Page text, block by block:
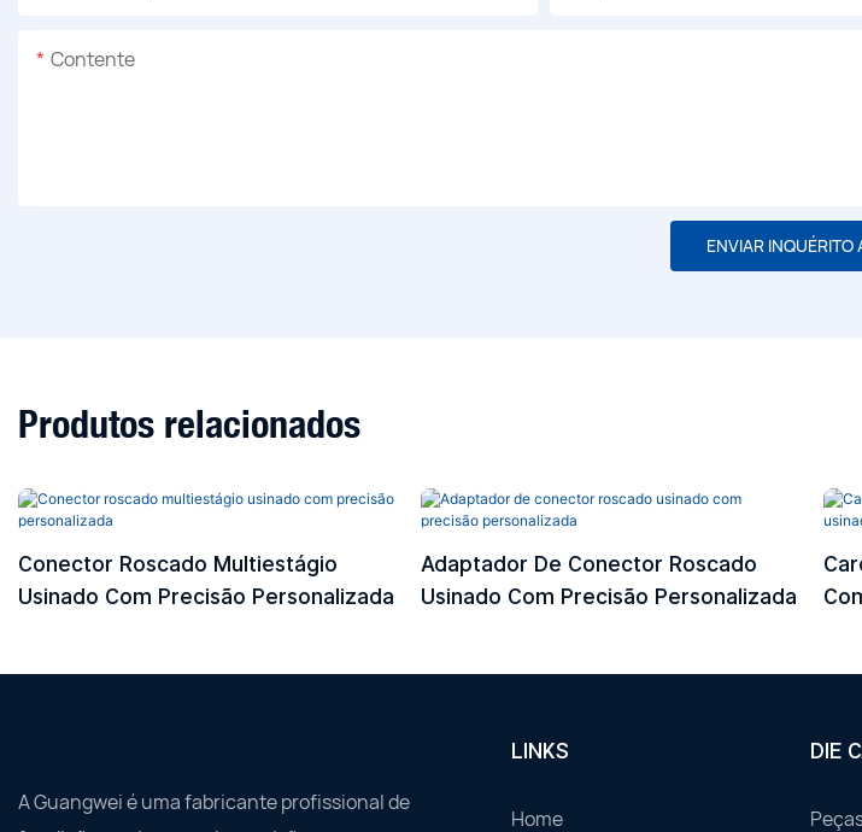
Contente
ENVIAR INQUÉRITO
Produtos relacionados
Conector Roscado Multiestágio
Usinado Com Precisão Personalizada
Adaptador De Conector Roscado
Usinado Com Precisão Personalizada
A Guangwei é uma fabricante profissional de
LINKS
Home
DIE